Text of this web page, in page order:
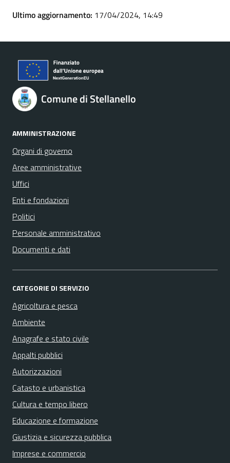
Ultimo aggiornamento: 17/04/2024, 14:49
Comune di Stellanello
AMMINISTRAZIONE
Organi di governo
Aree amministrative
Uffici
Enti e fondazioni
Politici
Personale amministrativo
Documenti e dati
CATEGORIE DI SERVIZIO
Agricoltura e pesca
Ambiente
Anagrafe e stato civile
Appalti pubblici
Autorizzazioni
Catasto e urbanistica
Cultura e tempo libero
Educazione e formazione
Giustizia e sicurezza pubblica
Imprese e commercio